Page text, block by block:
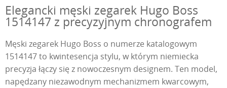
Elegancki męski zegarek Hugo Boss
1514147 z precyzyjnym chronografem
Męski zegarek Hugo Boss o numerze katalogowym
1514147 to kwintesencja stylu, w którym niemiecka
precyzja łączy się z nowoczesnym designem. Ten model,
napędzany niezawodnym mechanizmem kwarcowym,